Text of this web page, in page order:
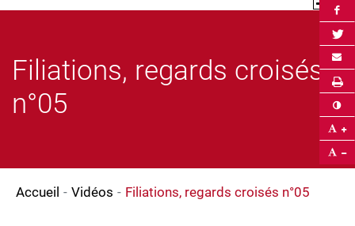
Filiations, regards croisés
n°05
Accueil Vidéos Filiations, regards croisés n°05